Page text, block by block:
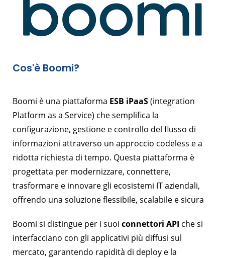
Cos'è Boomi?
Boomi è una piattaforma ESB iPaaS(integration
Platform as a Service) che semplifica la
configurazione, gestione e controllo del flusso di
informazioni attraverso un approccio codeless e a
ridotta richiesta di tempo. Questa piattaforma è
progettata per modernizzare, connettere,
trasformare e innovare gli ecosistemi IT aziendali,
offrendo una soluzione flessibile, scalabile e sicura
Boomi si distingue per i suoi connettori API che si
interfacciano con gli applicativi più diffusi sul
mercato, garantendo rapidità di deploy e la